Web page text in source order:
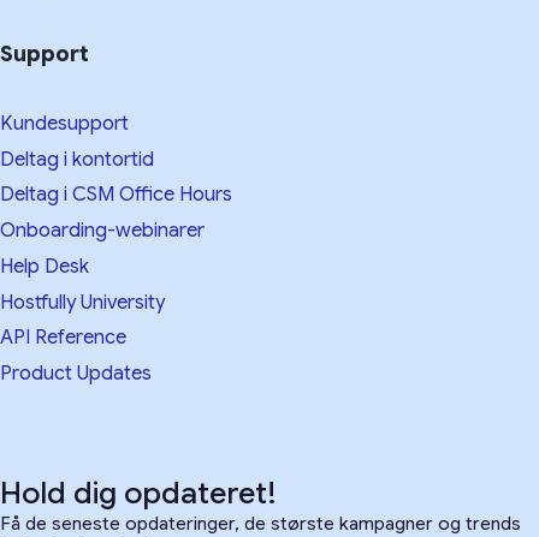
Support
Kundesupport
Deltag i kontortid
Deltag i CSM Office Hours
Onboarding-webinarer
Help Desk
Hostfully University
API Reference
Product Updates
Hold dig opdateret!
Få de seneste opdateringer, de største kampagner og trends